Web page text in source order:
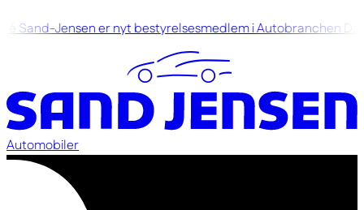
Sand-Jensen er nyt bestyrelsesmedlem i Autobranchen
Automobiler